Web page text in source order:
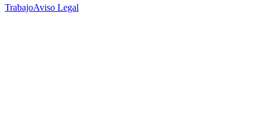
TrabajoAviso Legal